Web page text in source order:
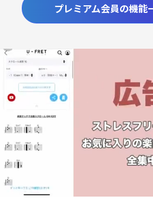
プレミアム会員の機能